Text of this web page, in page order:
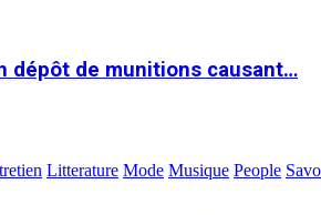
dépôt de munitions causant…
Litterature Mode Musique People